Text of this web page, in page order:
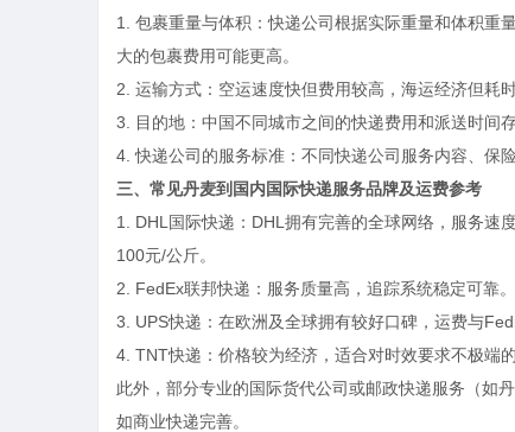
1. 包裹重量与体积 ：快递公司根据实际重量和体积重
大的包裹费用可能更高。
2. 运输方式 ：空运速度快但费用较高，海运经济但耗
3.
目的地 ：中国不同城市之间的快递费用和派送时间
4.快递公司的服务标准 ：不同快递公司服务内容、保
三、常见丹麦到国内国际快递服务品牌及运费参考
1. DHL国际快递 ：DHL拥有完善的全球网络，服务
100元/公斤。
2. FedEx联邦快递 ：服务质量高，追踪系统稳定可靠
3. UPS快递 ：在欧洲及全球拥有较好口碑，运费与
4. TNT快递 ：价格较为经济，适合对时效要求不极端
此外，部分专业的国际货代公司或邮政快递服务（如
如商业快递完善。